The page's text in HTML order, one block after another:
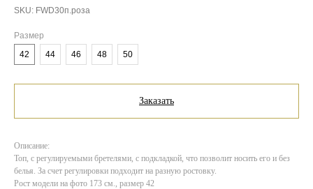
SKU: FWD30п.роза
Размер
42
44 46 48 50
Заказать
Описание:
Топ, с регулируемыми бретелями, с подкладкой, что позволит носить его и без
белья. За счет регулировки подходит на разную ростовку.
Рост модели на фото 173 см., размер 42